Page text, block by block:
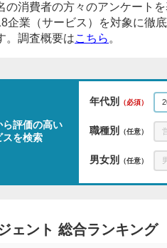
の消費者の方々のアンケート
企業（サービス）を対象に徹
。調査概要はこちら 。
ら評価の高い
スを検索
年代別 （必須）
職種別 （任意）
男女別 （任意）
ェント 総合ランキング